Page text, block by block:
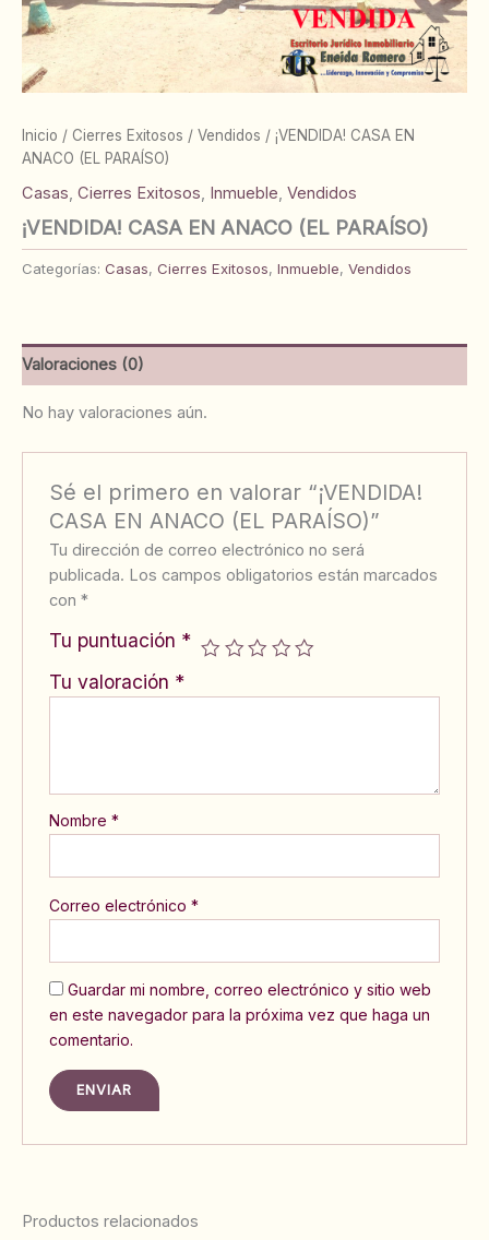
Inicio / Cierres Exitosos / Vendidos / ¡VENDIDA! CASA EN
ANACO (EL PARAÍSO)
Casas, Cierres Exitosos, Inmueble, Vendidos
¡VENDIDA! CASA EN ANACO (EL PARAÍSO)
Categorías: Casas, Cierres Exitosos, Inmueble, Vendidos
Valoraciones (0)
No hay valoraciones aún.
Sé el primero en valorar “¡VENDIDA!
CASA EN ANACO (EL PARAÍSO)”
Tu dirección de correo electrónico no será
publicada. Los campos obligatorios están marcados
con*
Tu puntuación *
Tu valoración *
Nombre*
Correo electrónico*
Guardar mi nombre, correo electrónico y sitio web
en este navegador para la próxima vez que haga un
comentario.
Productos relacionados